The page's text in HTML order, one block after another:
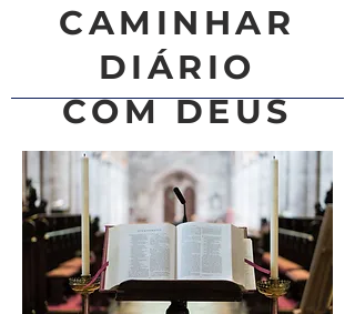
CAMINHAR
DIÁRIO
COM DEUS